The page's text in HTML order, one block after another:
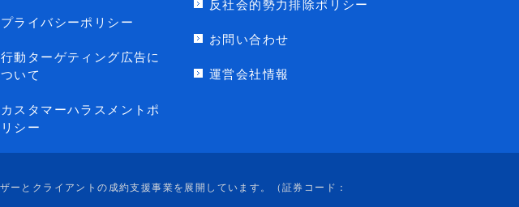
プライバシーポリシー
行動ターゲティング広告に
ついて
カスタマーハラスメントポ
リシー
反社会的勢力排除ポリシー
お問い合わせ
運営会社情報